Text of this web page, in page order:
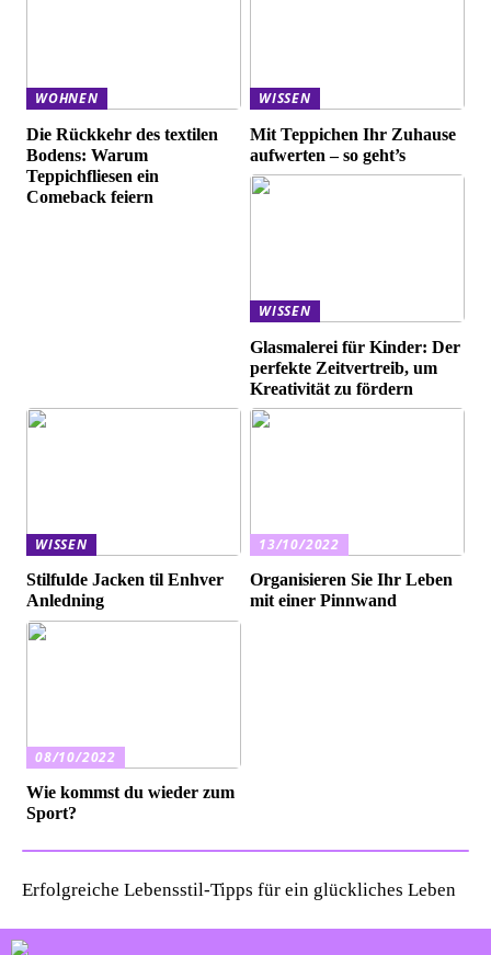
WOHNEN
Die Rückkehr des textilen
Bodens: Warum
Teppichfliesen ein
Comeback feiern
WISSEN
Mit Teppichen Ihr Zuhause
aufwerten – so geht’s
WISSEN
Glasmalerei für Kinder: Der
perfekte Zeitvertreib, um
Kreativität zu fördern
WISSEN
Stilfulde Jacken til Enhver
Anledning
13/10/2022
Organisieren Sie Ihr Leben
mit einer Pinnwand
08/10/2022
Wie kommst du wieder zum
Sport?
Erfolgreiche Lebensstil-Tipps für ein glückliches Leben